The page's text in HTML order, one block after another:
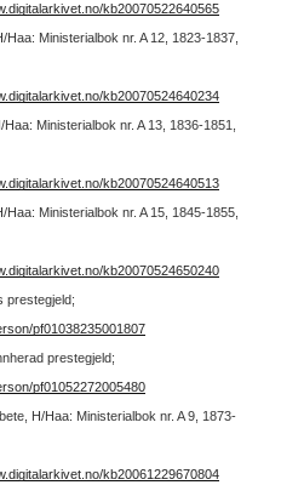
kb20070522640565
Ministerialbok nr. A 12, 1823-1837,
kb20070524640234
Ministerialbok nr. A 13, 1836-1851,
kb20070524640513
Ministerialbok nr. A 15, 1845-1855,
kb20070524650240
prestegjeld;
pf01038235001807
prestegjeld;
pf01052272005480
H/Haa: Ministerialbok nr. A 9, 1873-
kb20061229670804